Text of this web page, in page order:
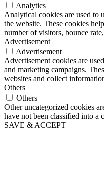
Analytics
Analytical cookies are used to
the website. These cookies
number of visitors, bounce
Advertisement
Advertisement
Advertisement cookies are
and marketing campaigns.
websites and collect
Others
Others
Other uncategorized cookies
have not been classified into a
SAVE & ACCEPT